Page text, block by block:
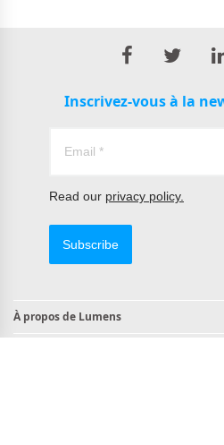
Inscrivez-vous à la
Read our privacy policy.
Subscribe
À propos de Lumens